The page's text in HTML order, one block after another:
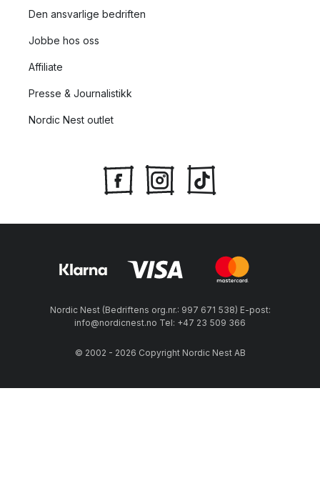
Den ansvarlige bedriften
Jobbe hos oss
Affiliate
Presse & Journalistikk
Nordic Nest outlet
Nordic Nest (Bedriftens org.nr.: 997 671 538) E-post:
info@nordicnest.no Tel: +47 23 509 366
© 2002 - 2026 Copyright Nordic Nest AB